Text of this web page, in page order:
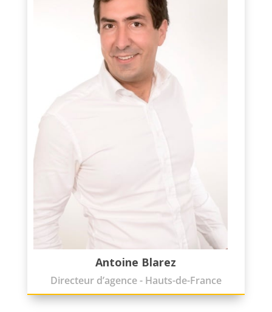
Antoine Blarez
Directeur d’agence - Hauts-de-France